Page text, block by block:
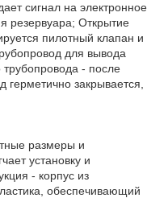
сигнал на электронное
резервуара; Открытие
пилотный клапан и
для вывода
трубопровода - после
герметично закрывается,
размеры и
установку и
- корпус из
обеспечивающий